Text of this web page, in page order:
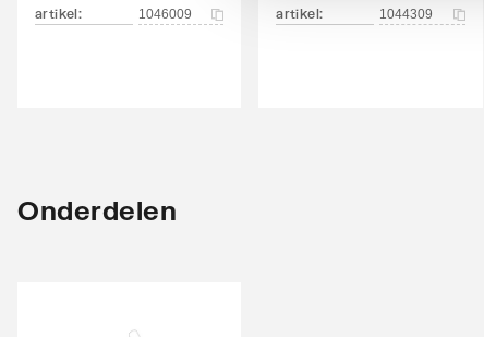
middenonder/middenonder
artikel: 1046009 artikel: 1044309
Onderdelen